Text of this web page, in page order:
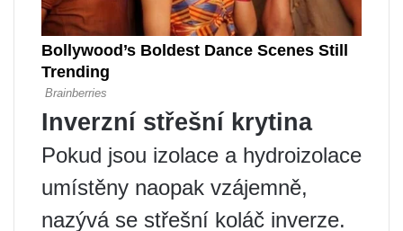
Inverzní střešní krytina
Pokud jsou izolace a hydroizolace
umístěny naopak vzájemně,
nazývá se střešní koláč inverze.